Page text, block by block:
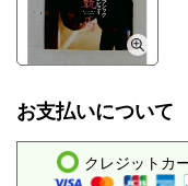
お支払いについて
クレジットカ